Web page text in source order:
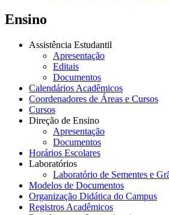
Ensino
Assistência Estudantil
Apresentação
Editais
Documentos
Calendários Acadêmicos
Coordenadores de Áreas e Cursos
Cursos
Direção de Ensino
Apresentação
Documentos
Horários Escolares
Laboratórios
Laboratório de Sementes e
Modelos de Documentos
Organização Didática do Campus
Registros Acadêmicos